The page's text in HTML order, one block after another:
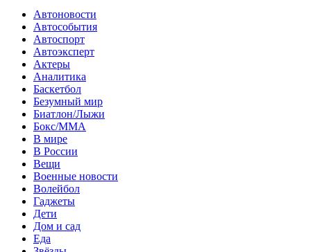
Автоновости
Автособытия
Автоспорт
Автоэксперт
Актеры
Аналитика
Баскетбол
Безумный мир
Биатлон/Лыжи
Бокс/MMA
В мире
В России
Вещи
Военные новости
Волейбол
Гаджеты
Дети
Дом и сад
Еда